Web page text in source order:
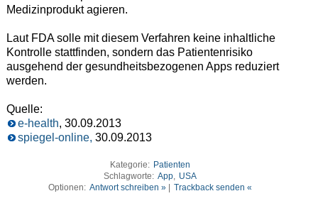
Medizinprodukt agieren.
Laut FDA solle mit diesem Verfahren keine inhaltliche
Kontrolle stattfinden, sondern das Patientenrisiko
ausgehend der gesundheitsbezogenen Apps reduziert
werden.
Quelle:
e-health, 30.09.2013
spiegel-online, 30.09.2013
Kategorie: Patienten
Schlagworte: App, USA
Optionen: Antwort schreiben » Trackback senden «